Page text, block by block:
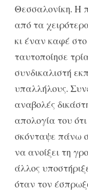
Θεσσαλονίκη. Η
από τα
κι έναν καφέ
ταυτοποίησε
συνδικαλιστή
υπαλλήλους.
αναβολές
απολογία του
σκόνταψε πάνω
να ανοίξει τη
άλλος
όταν τον